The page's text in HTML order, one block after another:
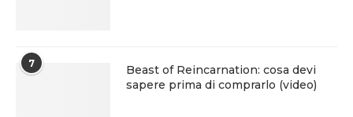
7
Beast of Reincarnation: cosa devi
sapere prima di comprarlo (video)